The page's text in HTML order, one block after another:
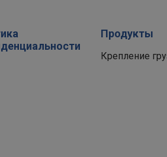
Продукты
Крепление